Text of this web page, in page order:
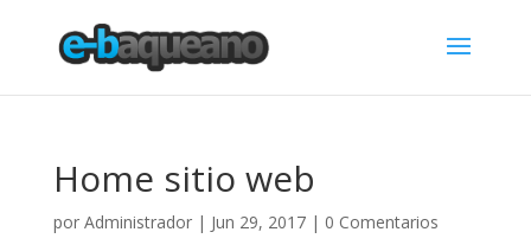
Home sitio web
por Administrador| Jun 29, 2017| 0 Comentarios